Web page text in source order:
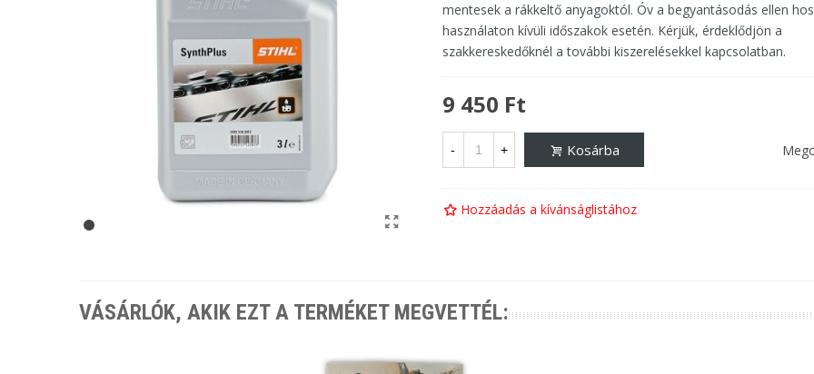
mentesek a rákkeltő anyagoktól. Óv a begyantásodás ellen
használaton kívüli időszakok esetén. Kérjük, érdeklődjön a
szakkereskedőknél a további kiszerelésekkel kapcsolatban.
9 450 Ft
- + Kosárba
Hozzáadás a kívánságlistához
VÁSÁRLÓK, AKIK EZT A TERMÉKET MEGVETTÉL: